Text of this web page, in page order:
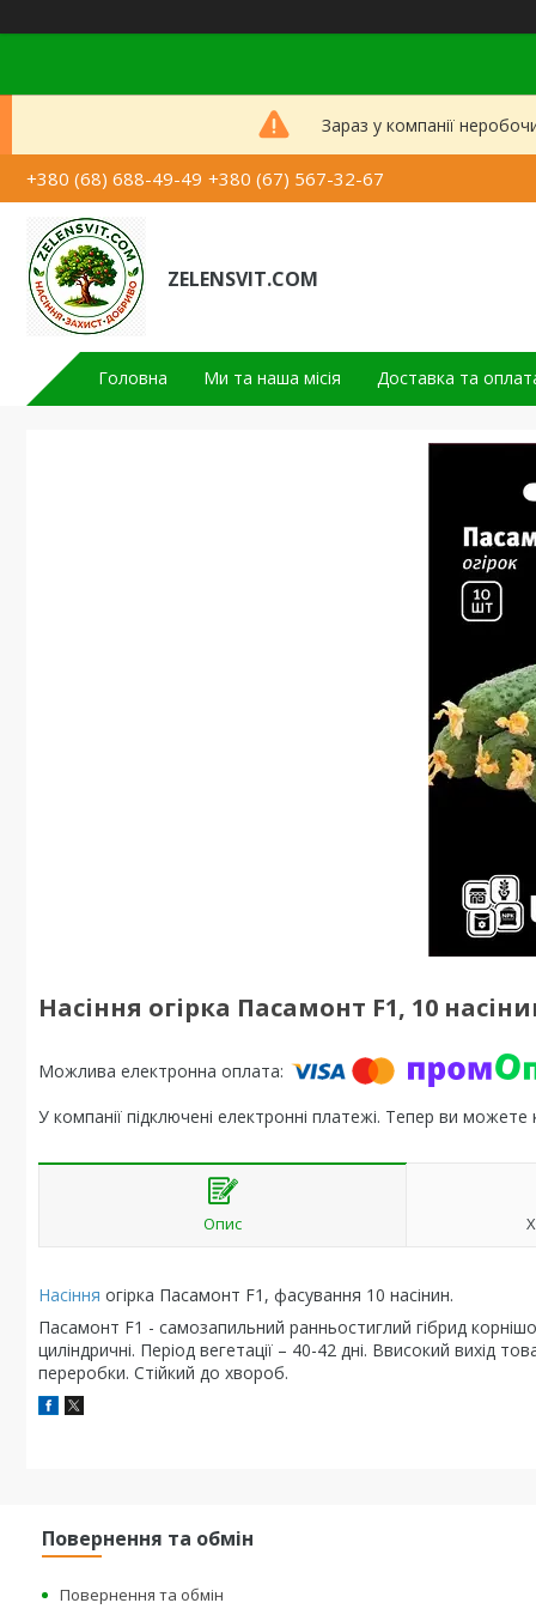
Зараз у компанії
+380 (68) 688-49-49 +380 (67) 567-32-67
ZELENSVIT.COM
Головна Ми та наша місія Доставка та
Насіння огірка Пасамонт F1, 10
У компанії підключені електронні платежі. Тепер ви
Опис
Насіння огірка Пасамонт F1, фасування 10 насінин.
Пасамонт F1 - самозапильний ранньостиглий гібрид
циліндричні. Період вегетації – 40-42 дні. Bвисокий вихід
переробки. Стійкий до хвороб.
Повернення та обмін
Повернення та обмін